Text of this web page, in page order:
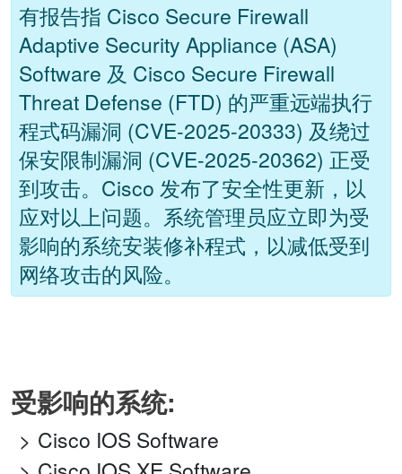
有报告指 Cisco Secure Firewall
Adaptive Security Appliance (ASA)
Software 及 Cisco Secure Firewall
Threat Defense (FTD) 的严重远端执行
程式码漏洞 (CVE-2025-20333) 及绕过
保安限制漏洞 (CVE-2025-20362) 正受
到攻击。Cisco 发布了安全性更新，以
应对以上问题。系统管理员应立即为受
影响的系统安装修补程式，以减低受到
网络攻击的风险。
受影响的系统:
Cisco IOS Software